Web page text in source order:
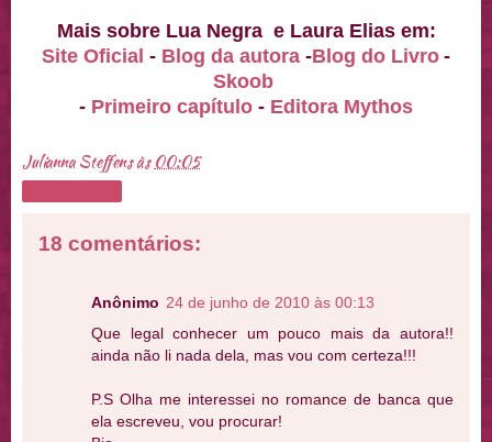
Mais sobre Lua Negra e Laura Elias em:
Site Oficial - Blog da autora -Blog do Livro -
Skoob
- Primeiro capítulo - Editora Mythos
Julianna Steffensàs00:05
18 comentários:
Anônimo 24 de junho de 2010 às 00:13
Que legal conhecer um pouco mais da autora!!
ainda não li nada dela, mas vou com certeza!!!
P.S Olha me interessei no romance de banca que
ela escreveu, vou procurar!